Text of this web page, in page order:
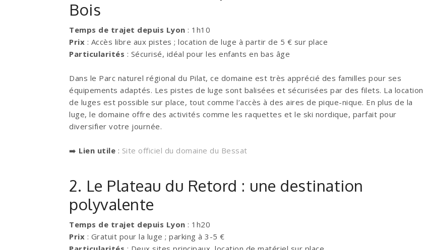
Bois
Temps de trajet depuis Lyon : 1h10
Prix : Accès libre aux pistes ; location de luge à partir de 5 € sur place
Particularités : Sécurisé, idéal pour les enfants en bas âge
Dans le Parc naturel régional du Pilat, ce domaine est très apprécié des familles pour ses
équipements adaptés. Les pistes de luge sont balisées et sécurisées par des filets. La location
de luges est possible sur place, tout comme l’accès à des aires de pique-nique. En plus de la
luge, le domaine offre des activités comme les raquettes et le ski nordique, parfait pour
diversifier votre journée.
➡️ Lien utile : Site officiel du domaine du Bessat
2. Le Plateau du Retord : une destination
polyvalente
Temps de trajet depuis Lyon : 1h20
Prix : Gratuit pour la luge ; parking à 3-5 €